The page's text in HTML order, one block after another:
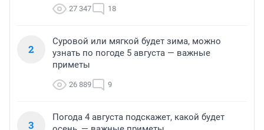
27 347 18
2
Суровой или мягкой будет зима, можно
узнать по погоде 5 августа — важные
приметы
26 889 9
3
Погода 4 августа подскажет, какой будет